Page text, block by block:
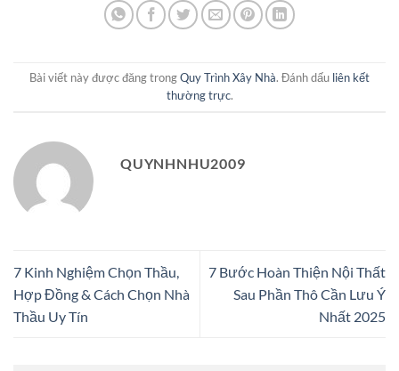
Bài viết này được đăng trongQuy Trình Xây Nhà. Đánh dấu liên kết
thường trực.
QUYNHNHU2009
7 Kinh Nghiệm Chọn Thầu,
Hợp Đồng & Cách Chọn Nhà
Thầu Uy Tín
7 Bước Hoàn Thiện Nội Thất
Sau Phần Thô Cần Lưu Ý
Nhất 2025